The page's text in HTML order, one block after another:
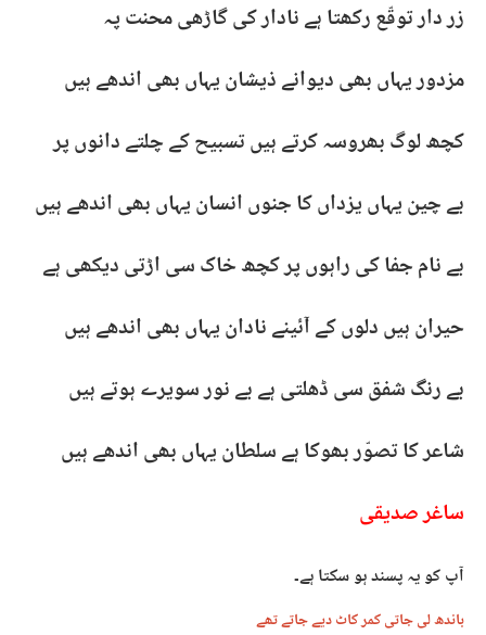
زر دار توقّع رکھتا ہے نادار کی گاڑھی محنت پہ
مزدور یہاں بھی دیوانے ذیشان یہاں بھی اندھے ہیں
کچھ لوگ بھروسہ کرتے ہیں تسبیح کے چلتے دانوں پر
بے چین یہاں یزداں کا جنوں انسان یہاں بھی اندھے ہیں
بے نام جفا کی راہوں پر کچھ خاک سی اڑتی دیکھی ہے
حیران ہیں دلوں کے آئینے نادان یہاں بھی اندھے ہیں
بے رنگ شفق سی ڈھلتی ہے بے نور سویرے ہوتے ہیں
شاعر کا تصوّر بھوکا ہے سلطان یہاں بھی اندھے ہیں
ساغر صدیقی
آپ کو یہ پسند ہو سکتا ہے۔
باندھ لی جاتی کمر کاٹ دیے جاتے تھے